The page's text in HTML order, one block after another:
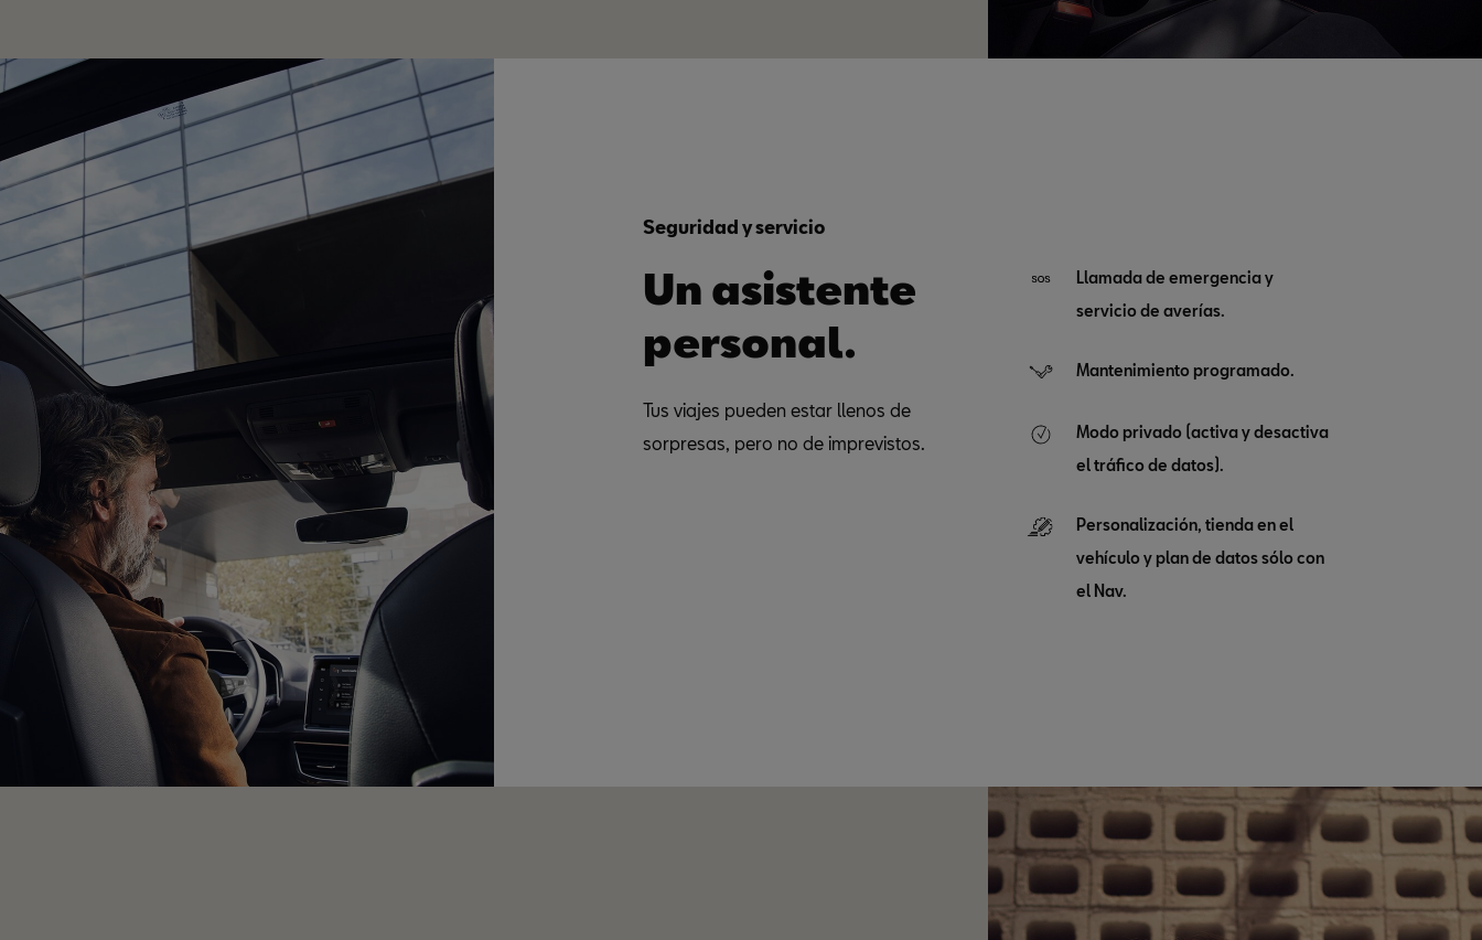
Seguridad y servicio
Un asistente
personal.
Tus viajes pueden estar llenos de
sorpresas, pero no de imprevistos.
Llamada de emergencia y
servicio de averías.
Mantenimiento programado.
Modo privado (activa y desactiva
el tráfico de datos).
Personalización, tienda en el
vehículo y plan de datos sólo con
el Nav.